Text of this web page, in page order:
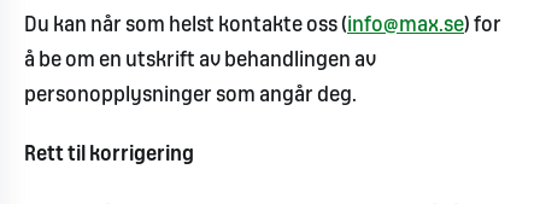
Du kan når som helst kontakte oss (info@max.se) for
å be om en utskrift av behandlingen av
personopplysninger som angår deg.
Rett til korrigering